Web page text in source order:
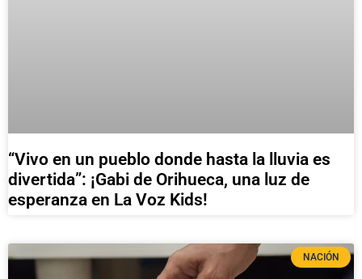
“Vivo en un pueblo donde hasta la lluvia es
divertida”: ¡Gabi de Orihueca, una luz de
esperanza en La Voz Kids!
NACIÓN